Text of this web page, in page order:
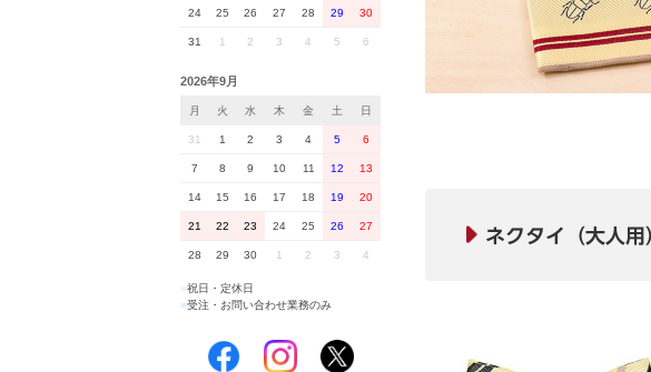
24 25 26 27 28 29 30
31 1 2 3 4 5 6
2026年9月
月 火 水 木 金 土 日
31 1 2 3 4 5 6
7 8 9 10 11 12 13
14 15 16 17 18 19 20
21 22 23 24 25 26 27
28 29 30 1 2 3 4
祝日・定休日
■受注・お問い合わせ業務のみ